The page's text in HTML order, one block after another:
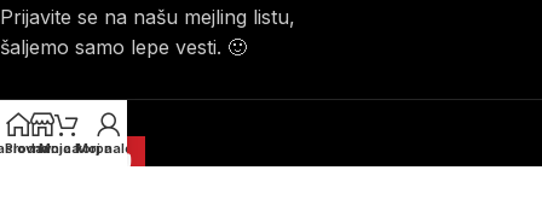
Prijavite se na našu mejling listu,
šaljemo samo lepe vesti. 🙂
Prodavnica
Moja korpa
Moj nalog